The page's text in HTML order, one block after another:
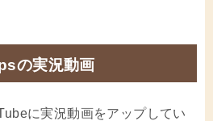
の実況動画
に実況動画をアップしてい